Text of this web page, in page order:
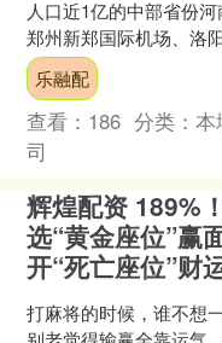
人口近1亿的中部省份
郑州新郑国际机场、洛
阳姜营机场、信阳明港
渠机场5座民航....
乐融配
查看： 186 分类：本
司
辉煌配资 189%
选“黄金座位”赢
开“死亡座位”财
打麻将的时候，谁不想